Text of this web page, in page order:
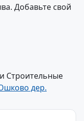
Добавьте свой
Строительные
дер.